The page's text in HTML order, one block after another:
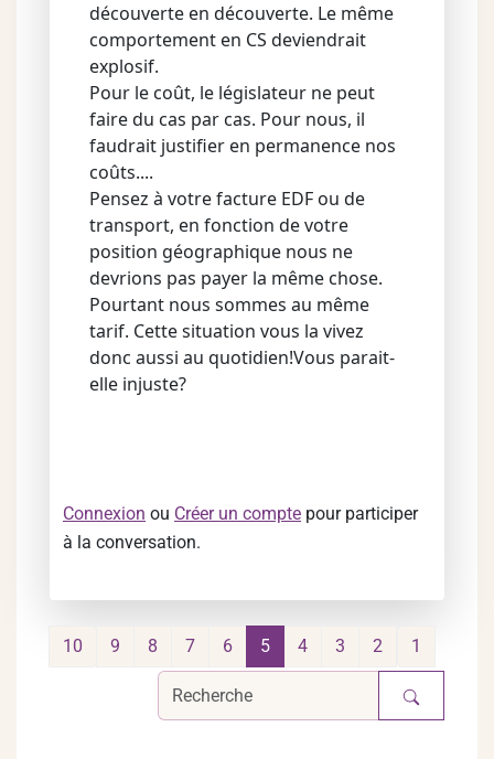
découverte en découverte. Le même
comportement en CS deviendrait
explosif.
Pour le coût, le législateur ne peut
faire du cas par cas. Pour nous, il
faudrait justifier en permanence nos
coûts....
Pensez à votre facture EDF ou de
transport, en fonction de votre
position géographique nous ne
devrions pas payer la même chose.
Pourtant nous sommes au même
tarif. Cette situation vous la vivez
donc aussi au quotidien!Vous parait-
elle injuste?
Connexion ou Créer un compte pour participer
à la conversation.
1
2
3
4
5
6
7
8
9
10